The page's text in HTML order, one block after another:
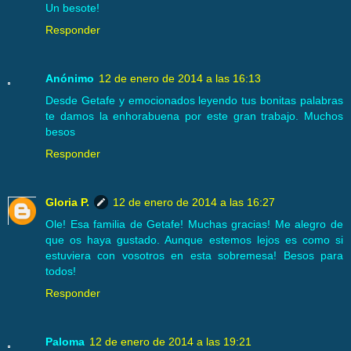
Un besote!
Responder
Anónimo 12 de enero de 2014 a las 16:13
Desde Getafe y emocionados leyendo tus bonitas palabras
te damos la enhorabuena por este gran trabajo. Muchos
besos
Responder
Gloria P.
12 de enero de 2014 a las 16:27
Ole! Esa familia de Getafe! Muchas gracias! Me alegro de
que os haya gustado. Aunque estemos lejos es como si
estuviera con vosotros en esta sobremesa! Besos para
todos!
Responder
Paloma 12 de enero de 2014 a las 19:21